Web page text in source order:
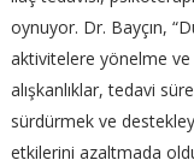
oynuyor. Dr. Bayçın,
aktivitelere yönelme
alışkanlıklar, tedavi
sürdürmek ve
etkilerini azaltmada